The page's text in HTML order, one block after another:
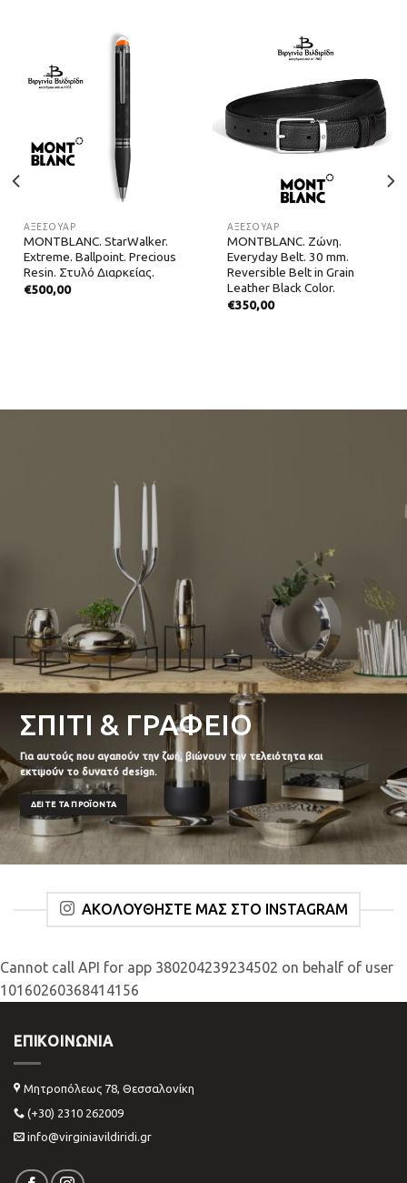
ΑΞΕΣΟΥΑΡ
MONTBLANC. StarWalker.
Extreme. Ballpoint. Precious
Resin. Στυλό Διαρκείας.
€500,00
ΑΞΕΣΟΥΑΡ
MONTBLANC. Ζώνη.
Everyday Belt. 30 mm.
Reversible Belt in Grain
Leather Black Color.
€350,00
ΣΠΙΤΙ & ΓΡΑΦΕΙΟ
Για αυτούς που αγαπούν την ζωή, βιώνουν την τελειότητα και
εκτιμούν το δυνατό design.
ΔΕΊΤΕ ΤΑ ΠΡΟΪΌΝΤΑ
ΑΚΟΛΟΥΘΗΣΤΕ ΜΑΣ ΣΤΟ INSTAGRAM
Cannot call API for app 380204239234502 on behalf of user
10160260368414156
ΕΠΙΚΟΙΝΩΝΊΑ
Μητροπόλεως 78, Θεσσαλονίκη
(+30) 2310 262009
info@virginiavildiridi.gr